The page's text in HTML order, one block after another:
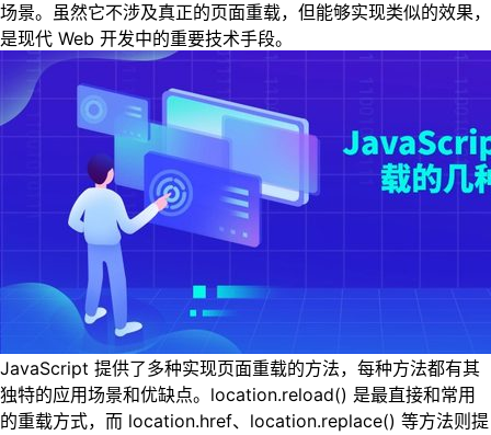
场景。虽然它不涉及真正的页面重载，但能够实现类似的效果，
是现代 Web 开发中的重要技术手段。
JavaScript 提供了多种实现页面重载的方法，每种方法都有其
独特的应用场景和优缺点。location.reload() 是最直接和常用
的重载方式，而 location.href、location.replace() 等方法则提